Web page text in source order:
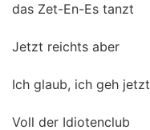
das Zet-En-Es tanzt
Jetzt reichts aber
Ich glaub, ich geh jetzt
Voll der Idiotenclub